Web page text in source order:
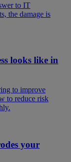
to IT
the damage is
looks like in
to improve
to reduce risk
your